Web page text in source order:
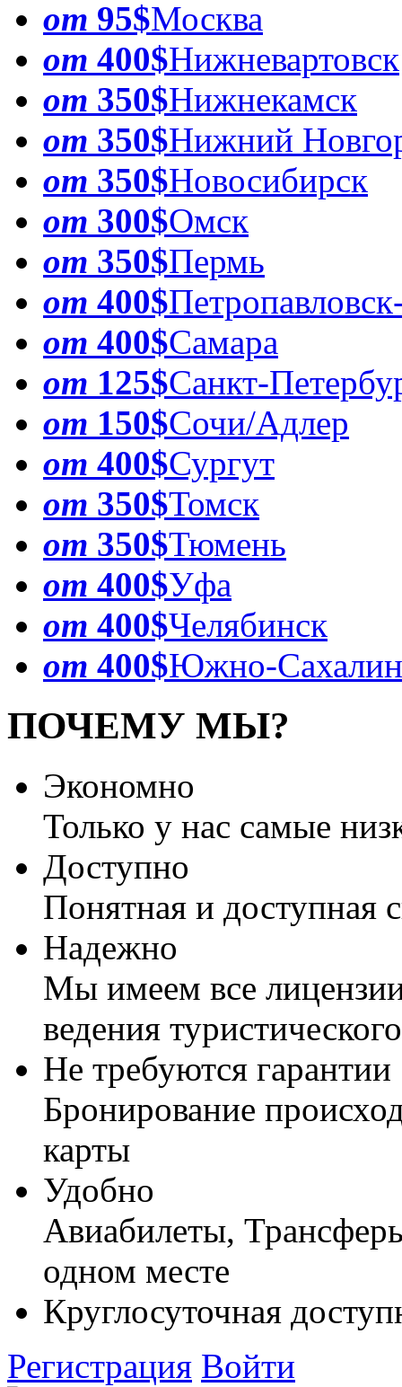
от 95$Москва
от 400$Нижневартовск
от 350$Нижнекамск
от 350$Нижний
от 350$Новосибирск
от 300$Омск
от 350$Пермь
от 400$
от 400$Самара
от 125$Санкт-
от 150$Сочи/Адлер
от 400$Сургут
от 350$Томск
от 350$Тюмень
от 400$Уфа
от 400$Челябинск
от 400$Южно-
ПОЧЕМУ МЫ?
Экономно
Только у нас самые
Доступно
Понятная и доступная
Надежно
Мы имеем все
ведения
Не требуются гарантии
Бронирование
карты
Удобно
Авиабилеты,
одном месте
Круглосуточная
Регистрация Войти